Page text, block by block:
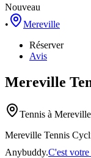
Nouveau
•
Mereville
Réserver
Avis
Mereville
Tennis à Mereville
Mereville Tennis
Anybuddy.C'est